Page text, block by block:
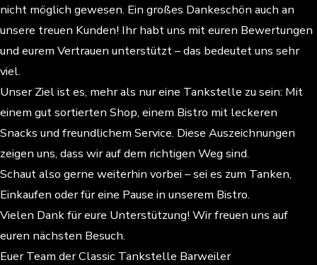
nicht möglich gewesen. Ein großes Dankeschön auch an
unsere treuen Kunden! Ihr habt uns mit euren Bewertungen
und eurem Vertrauen unterstützt – das bedeutet uns sehr
viel.
Unser Ziel ist es, mehr als nur eine Tankstelle zu sein: Mit
einem gut sortierten Shop, einem Bistro mit leckeren
Snacks und freundlichem Service. Diese Auszeichnungen
zeigen uns, dass wir auf dem richtigen Weg sind.
Schaut also gerne weiterhin vorbei – sei es zum Tanken,
Einkaufen oder für eine Pause in unserem Bistro.
Vielen Dank für eure Unterstützung! Wir freuen uns auf
euren nächsten Besuch.
Euer Team der Classic Tankstelle Barweiler